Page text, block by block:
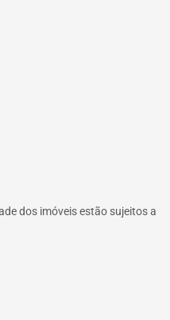
dos imóveis estão sujeitos a